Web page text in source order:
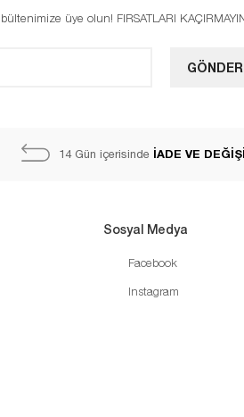
üye olun! FIRSATLARI
GÖNDER
14 Gün içerisinde İADE VE
Sosyal Medya
Facebook
Instagram